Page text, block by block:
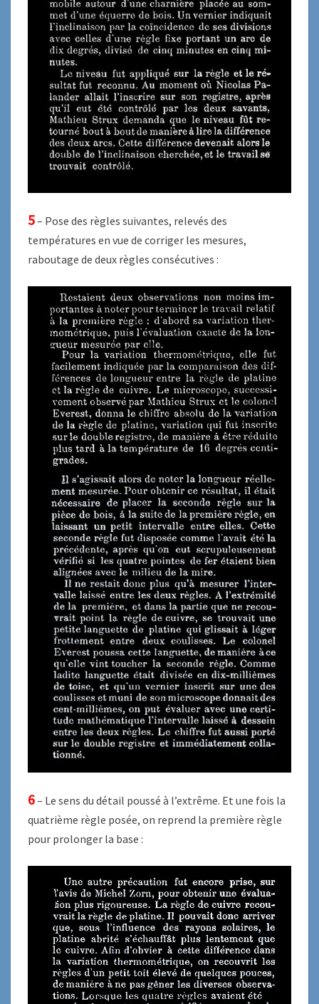
5– Pose des règles suivantes, relevés des
températures en vue de corriger les mesures,
raboutage de deux règles consécutives :
6– Le sens du détail poussé à l’extrême. Et une fois la
quatrième règle posée, on reprend la première règle
pour prolonger la base :